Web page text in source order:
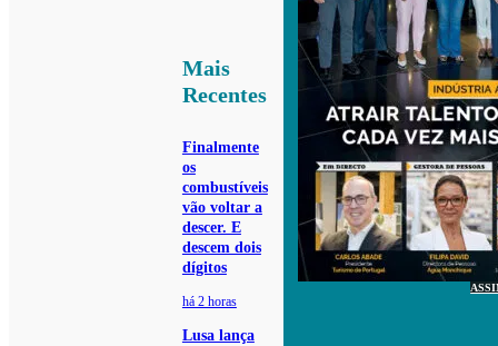
Mais
Recentes
Finalmente
os
combustíveis
vão voltar a
descer. E
descem dois
dígitos
há 2 horas
Lusa lança